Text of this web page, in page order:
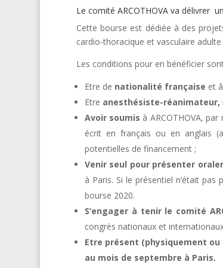
Le comité ARCOTHOVA va délivrer
Cette bourse est dédiée à des
cardio-thoracique et vasculaire
Les conditions pour en bénéficier
Etre de nationalité française et
Etre anesthésiste-réanimateur,
Avoir soumis à ARCOTHOVA,
écrit en français ou en anglais
potentielles de financement ;
Venir seul pour présenter
à Paris. Si le présentiel n’était
bourse 2020.
S’engager à tenir le comité
congrès nationaux et
Etre présent (physiquement ou
au mois de septembre à Paris.